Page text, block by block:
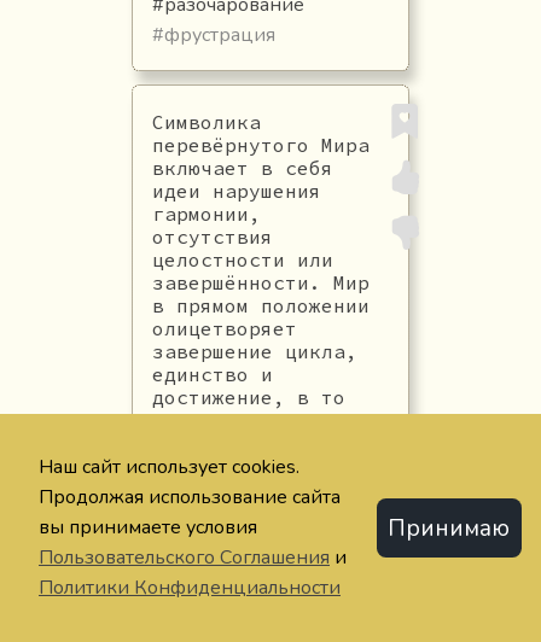
#фрустрация
Символика
перевёрнутого Мира
включает в себя
идеи нарушения
гармонии,
отсутствия
целостности или
завершённости. Мир
в прямом положении
олицетворяет
завершение цикла,
единство и
достижение, в то
время как в
положении эти
качества
становятся
искажёнными
СИМВОЛИЗМ
Наш сайт использует cookies.
Продолжая использование сайта
вы принимаете условия
Пользовательского Соглашения и
Политики Конфиденциальности
Принимаю